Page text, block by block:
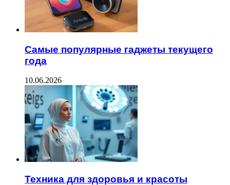
Самые популярные гаджеты текущего
года
10.06.2026
Техника для здоровья и красоты